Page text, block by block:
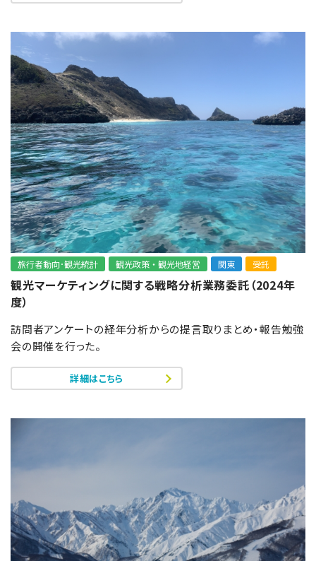
旅行者動向･観光統計 観光政策・観光地経営 関東 受託
観光マーケティングに関する戦略分析業務委託（2024年
度）
訪問者アンケートの経年分析からの提言取りまとめ・報告勉強
会の開催を行った。
詳細はこちら